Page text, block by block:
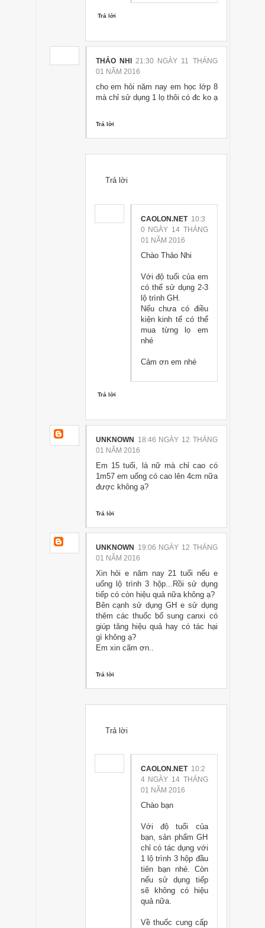
Trả lời
THẢO NHI
21:30 NGÀY 11 THÁNG
01 NĂM 2016
cho em hỏi năm nay em học lớp 8
mà chỉ sử dụng 1 lọ thôi có đc ko ạ
Trả lời
Trả lời
CAOLON.NET 10:3
0 NGÀY 14 THÁNG
01 NĂM 2016
Chào Thảo Nhi
Với độ tuổi của em
có thể sử dụng 2-3
lộ trình GH.
Nếu chưa có điều
kiện kinh tế có thể
mua từng lọ em
nhé
Cảm ơn em nhé
Trả lời
UNKNOWN 18:46 NGÀY 12 THÁNG
01 NĂM 2016
Em 15 tuổi, là nữ mà chỉ cao có
1m57 em uống có cao lên 4cm nữa
được không ạ?
Trả lời
UNKNOWN 19:06 NGÀY 12 THÁNG
01 NĂM 2016
Xin hỏi e năm nay 21 tuổi nếu e
uống lộ trình 3 hộp...Rồi sử dụng
tiếp có còn hiệu quả nữa không ạ?
Bên cạnh sử dụng GH e sử dụng
thêm các thuốc bổ sung canxi có
giúp tăng hiệu quả hay có tác hại
gì không ạ?
Em xin cãm ơn..
Trả lời
Trả lời
CAOLON.NET 10:2
4 NGÀY 14 THÁNG
01 NĂM 2016
Chào bạn
Với độ tuổi của
bạn, sản phẩm GH
chỉ có tác dụng với
1 lộ trình 3 hộp đầu
tiên bạn nhé. Còn
nếu sử dụng tiếp
sẽ không có hiệu
quả nữa.
Về thuốc cung cấp